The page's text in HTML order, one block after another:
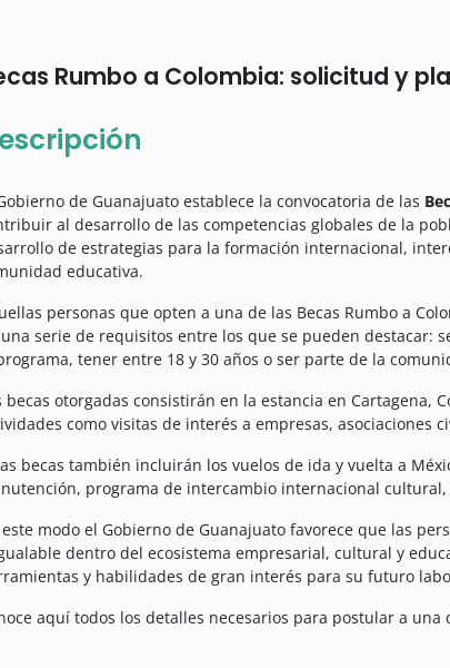
Rumbo a Colombia: solicitud y
de Guanajuato establece la convocatoria de las
al desarrollo de las competencias globales de la
de estrategias para la formación internacional,
educativa.
personas que opten a una de las Becas Rumbo a
serie de requisitos entre los que se pueden destacar:
tener entre 18 y 30 años o ser parte de la
becas otorgadas consistirán en la estancia en Cartagena,
como visitas de interés a empresas, asociaciones
becas también incluirán los vuelos de ida y vuelta a
programa de intercambio internacional
este modo el Gobierno de Guanajuato favorece que las
dentro del ecosistema empresarial, cultural y
y habilidades de gran interés para su futuro
aquí todos los detalles necesarios para postular a una